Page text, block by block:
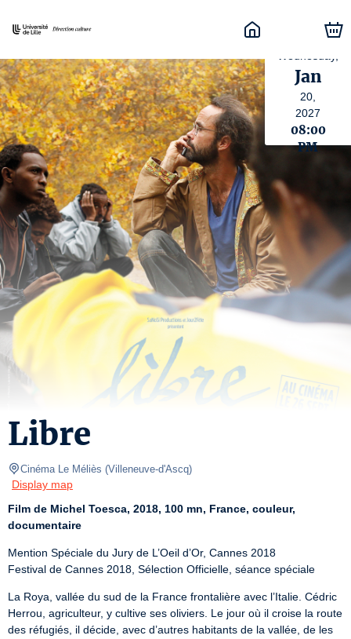
Jan
20,
2027
08:00
PM
Libre
Cinéma Le Méliès (Villeneuve-d'Ascq)
Display map
Film de Michel Toesca, 2018, 100 mn, France, couleur,
documentaire
Mention Spéciale du Jury de L’Oeil d’Or, Cannes 2018
Festival de Cannes 2018, Sélection Officielle, séance spéciale
La Roya, vallée du sud de la France frontalière avec l’Italie. Cédric
Herrou, agriculteur, y cultive ses oliviers. Le jour où il croise la route
des réfugiés, il décide, avec d’autres habitants de la vallée, de les